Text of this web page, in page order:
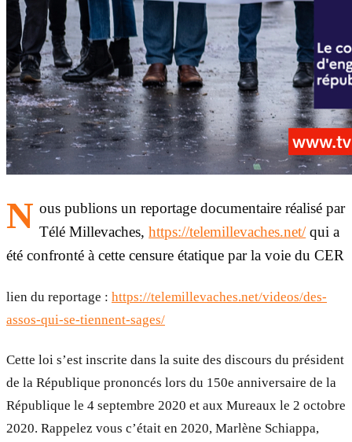
N ous publions un reportage documentaire réalisé par
Télé Millevaches,https://telemillevaches.net/qui a
été confronté à cette censure étatique par la voie du CER
lien du reportage : https://telemillevaches.net/videos/des-
assos-qui-se-tiennent-sages/
Cette loi s’est inscrite dans la suite des discours du président
de la République prononcés lors du 150e anniversaire de la
République le 4 septembre 2020 et aux Mureaux le 2 octobre
2020. Rappelez vous c’était en 2020, Marlène Schiappa,